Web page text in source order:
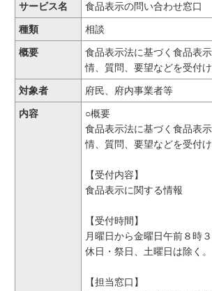
サービス名 食品表示の問い合わせ窓口
種類 相談
概要
食品表示法に基づく食品表
情、質問、要望などを受付け
対象者 府民、府内事業者等
内容
○概要
食品表示法に基づく食品表
情、質問、要望などを受付け
【受付内容】
食品表示に関する情報
【受付時間】
月曜日から金曜日午前８時
休日・祭日、土曜日は除く。
【担当窓口】